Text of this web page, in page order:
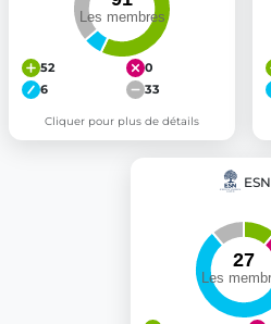
52
0
6
33
Cliquer pour plus de détails
ESN